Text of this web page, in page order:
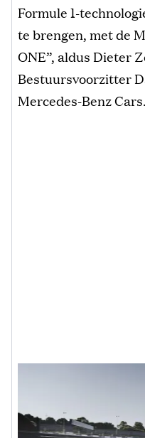
Formule 1-
te brengen, met de
ONE”, aldus Dieter
Bestuursvoorzitter
Mercedes-Benz Cars.